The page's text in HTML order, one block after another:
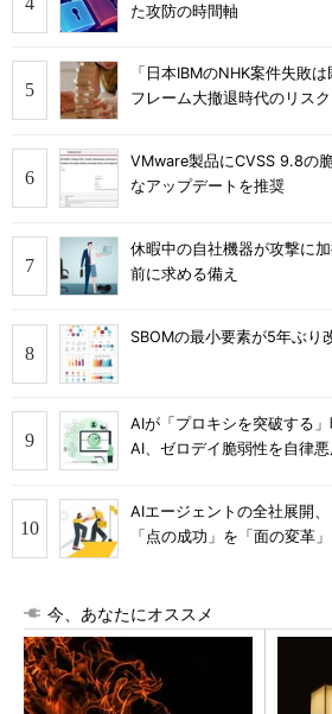
た攻防の時間軸
「日本IBMのNHK案件失敗
フレーム大撤退時代のリスク
VMware製品にCVSS 9.8の
なアップデートを推奨
休暇中の自社機器が攻撃に
前に求める備え
SBOMの最小要素が5年ぶ
AIが「プロキシを突破する
AI、ゼロデイ脆弱性を自律悪
AIエージェントの全社展開
「点の成功」を「面の変革
今、あなたにオススメ